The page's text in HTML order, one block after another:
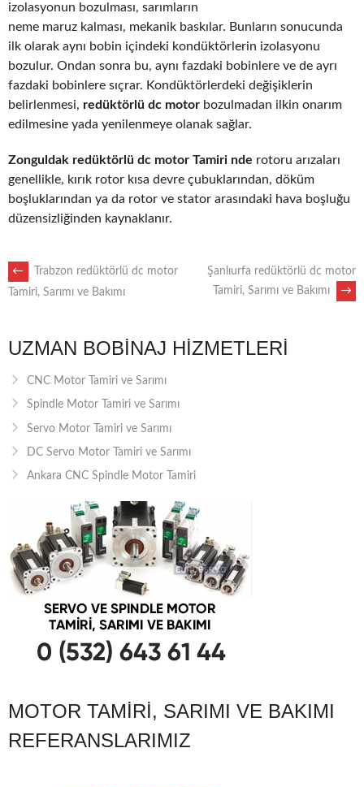
izolasyonun bozulması, sarımların
neme maruz kalması, mekanik baskılar. Bunların sonucunda
ilk olarak aynı bobin içindeki kondüktörlerin izolasyonu
bozulur. Ondan sonra bu, aynı fazdaki bobinlere ve de ayrı
fazdaki bobinlere sıçrar. Kondüktörlerdeki değişiklerin
belirlenmesi, redüktörlü dc motor bozulmadan ilkin onarım
edilmesine yada yenilenmeye olanak sağlar.
Zonguldak redüktörlü dc motor Tamiri nde rotoru arızaları
genellikle, kırık rotor kısa devre çubuklarından, döküm
boşluklarından ya da rotor ve stator arasındaki hava boşluğu
düzensizliğinden kaynaklanır.
POST
←
Trabzon redüktörlü dc motor
Tamiri, Sarımı ve Bakımı
Şanlıurfa redüktörlü dc motor
Tamiri, Sarımı ve Bakımı
→
UZMAN BOBINAJ HIZMETLERI
CNC Motor Tamiri ve Sarımı
Spindle Motor Tamiri ve Sarımı
Servo Motor Tamiri ve Sarımı
DC Servo Motor Tamiri ve Sarımı
Ankara CNC Spindle Motor Tamiri
MOTOR TAMIRI, SARIMI VE BAKIMI
REFERANSLARIMIZ